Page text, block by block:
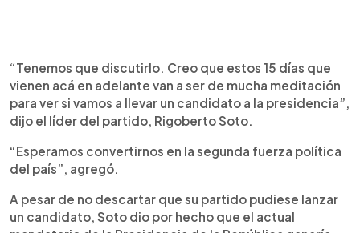
“Tenemos que discutirlo. Creo que estos 15 días que
vienen acá en adelante van a ser de mucha meditación
para ver si vamos a llevar un candidato a la presidencia”,
dijo el líder del partido, Rigoberto Soto.
“Esperamos convertirnos en la segunda fuerza política
del país”, agregó.
A pesar de no descartar que su partido pudiese lanzar
un candidato, Soto dio por hecho que el actual